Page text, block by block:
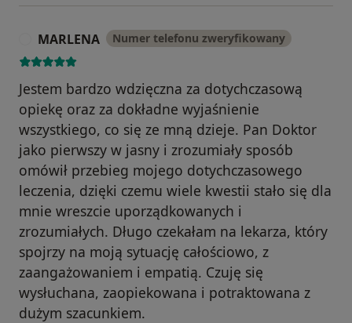
MARLENA Numer telefonu zweryfikowany
Jestem bardzo wdzięczna za dotychczasową
opiekę oraz za dokładne wyjaśnienie
wszystkiego, co się ze mną dzieje. Pan Doktor
jako pierwszy w jasny i zrozumiały sposób
omówił przebieg mojego dotychczasowego
leczenia, dzięki czemu wiele kwestii stało się dla
mnie wreszcie uporządkowanych i
zrozumiałych. Długo czekałam na lekarza, który
spojrzy na moją sytuację całościowo, z
zaangażowaniem i empatią. Czuję się
wysłuchana, zaopiekowana i potraktowana z
dużym szacunkiem.